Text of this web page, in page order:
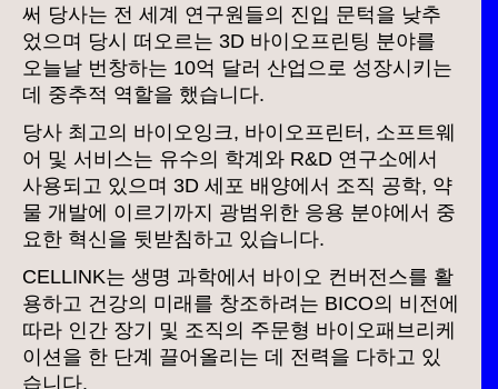
써 당사는 전 세계 연구원들의 진입 문턱을 낮추
었으며 당시 떠오르는 3D 바이오프린팅 분야를
오늘날 번창하는 10억 달러 산업으로 성장시키는
데 중추적 역할을 했습니다.
당사 최고의 바이오잉크, 바이오프린터, 소프트웨
어 및 서비스는 유수의 학계와 R&D 연구소에서
사용되고 있으며 3D 세포 배양에서 조직 공학, 약
물 개발에 이르기까지 광범위한 응용 분야에서 중
요한 혁신을 뒷받침하고 있습니다.
CELLINK는 생명 과학에서 바이오 컨버전스를 활
용하고 건강의 미래를 창조하려는 BICO의 비전에
따라 인간 장기 및 조직의 주문형 바이오패브리케
이션을 한 단계 끌어올리는 데 전력을 다하고 있
습니다.